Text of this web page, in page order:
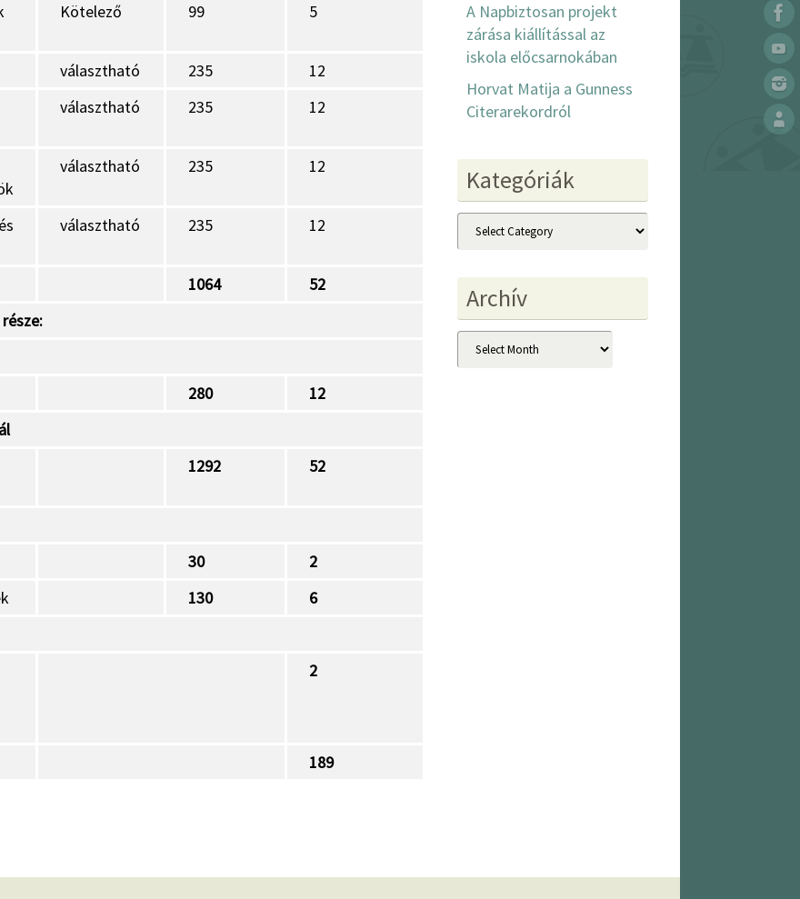
Kötelező 99 5
választható 235
12
választható 235 12
választható 235 12
választható 235 12
1064
52
280
12
1292 52
30
2
130
6
2
189
A Napbiztosan projekt
zárása kiállítással az
iskola előcsarnokában
Horvat Matija a Gunness
Citerarekordról
Kategóriák
Kategóriák
Archív
Archív